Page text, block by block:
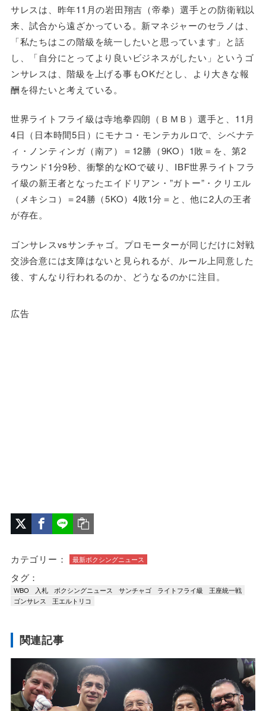
サレスは、昨年11月の岩田翔吉（帝拳）選手との防衛戦以
来、試合から遠ざかっている。新マネジャーのセラノは、
「私たちはこの階級を統一したいと思っています」と話
し、「自分にとってより良いビジネスがしたい」というゴ
ンサレスは、階級を上げる事もOKだとし、より大きな報
酬を得たいと考えている。
世界ライトフライ級は寺地拳四朗（ＢＭＢ）選手と、11月
4日（日本時間5日）にモナコ・モンテカルロで、シベナテ
ィ・ノンティンガ（南ア）＝12勝（9KO）1敗＝を、第2
ラウンド1分9秒、衝撃的なKOで破り、IBF世界ライトフラ
イ級の新王者となったエイドリアン・”ガトー”・クリエル
（メキシコ）＝24勝（5KO）4敗1分＝と、他に2人の王者
が存在。
ゴンサレスvsサンチャゴ。プロモーターが同じだけに対戦
交渉合意には支障はないと見られるが、ルール上同意した
後、すんなり行われるのか、どうなるのかに注目。
広告
カテゴリー： 最新ボクシングニュース
タグ：
WBO 入札 ボクシングニュース サンチャゴ ライトフライ級
王座統一戦
ゴンサレス
王エルトリコ
関連記事